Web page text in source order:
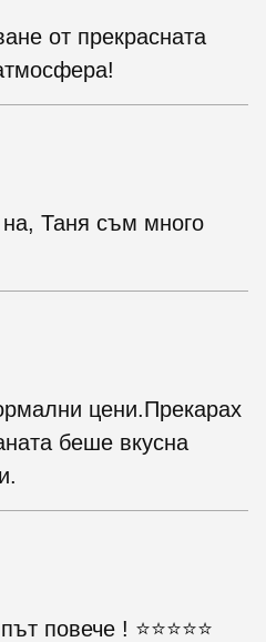
от прекрасната
Таня съм много
цени.Прекарах
беше вкусна
повече ! ⭐️⭐️⭐️⭐️⭐️